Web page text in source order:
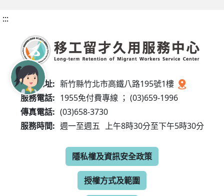
:::
服務地址: 新竹縣竹北市高鐵八路195號1樓
服務電話: 1955免付費專線 ； (03)659-1996
傳真電話: (03)658-3730
服務時間: 週一至週五 上午8時30分至下午5時30分
隱私權及資訊安全政策
授權方式及範圍